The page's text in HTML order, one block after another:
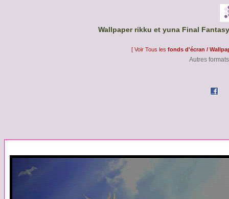
Wallpaper rikku et yuna Final
[ Voir Tous les fonds d'écran /
Autres